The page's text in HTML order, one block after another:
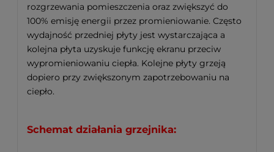
rozgrzewania pomieszczenia oraz zwiększyć do
100% emisję energii przez promieniowanie. Często
wydajność przedniej płyty jest wystarczająca a
kolejna płyta uzyskuje funkcję ekranu przeciw
wypromieniowaniu ciepła. Kolejne płyty grzeją
dopiero przy zwiększonym zapotrzebowaniu na
ciepło.
Schemat działania grzejnika: